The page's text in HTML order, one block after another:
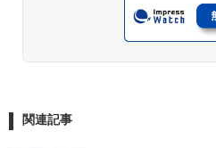
関連記事